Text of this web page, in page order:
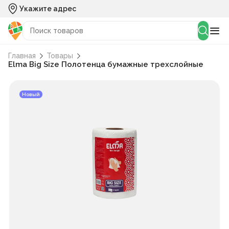
Укажите адрес
Главная Товары
Elma Big Size Полотенца бумажные трехслойные
Новый